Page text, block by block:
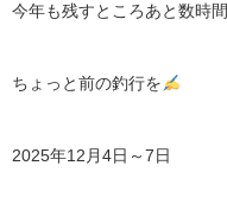
今年も残すところあと数時間
ちょっと前の釣行を
2025年12月4日～7日